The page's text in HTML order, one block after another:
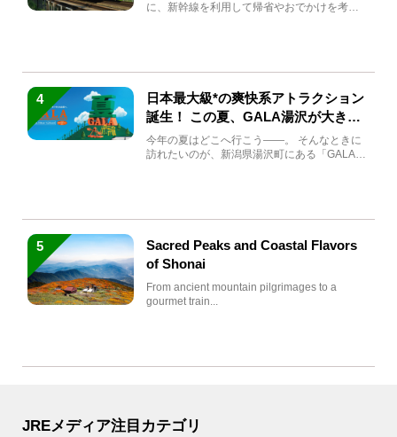
に、新幹線を利用して帰省やおでかけを考え
4
日本最大級*の爽快系アトラクション
誕生！ この夏、GALA湯沢が大きく
生まれ変わる
今年の夏はどこへ行こう――。 そんなときに
訪れたいのが、新潟県湯沢町にある「GALA湯
5
Sacred Peaks and Coastal Flavors
of Shonai
From ancient mountain pilgrimages to a
gourmet train...
JREメディア注目カテゴリ